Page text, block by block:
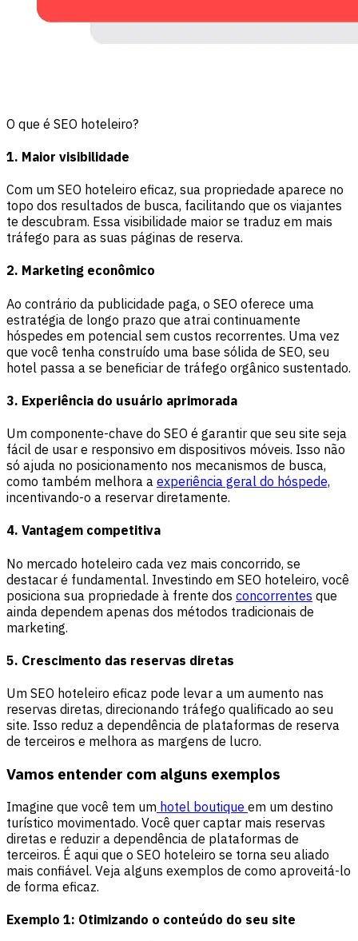
O que é SEO hoteleiro?
1. Maior visibilidade
Com um SEO hoteleiro eficaz, sua propriedade aparece no
topo dos resultados de busca, facilitando que os viajantes
te descubram. Essa visibilidade maior se traduz em mais
tráfego para as suas páginas de reserva.
2. Marketing econômico
Ao contrário da publicidade paga, o SEO oferece uma
estratégia de longo prazo que atrai continuamente
hóspedes em potencial sem custos recorrentes. Uma vez
que você tenha construído uma base sólida de SEO, seu
hotel passa a se beneficiar de tráfego orgânico sustentado.
3. Experiência do usuário aprimorada
Um componente-chave do SEO é garantir que seu site seja
fácil de usar e responsivo em dispositivos móveis. Isso não
só ajuda no posicionamento nos mecanismos de busca,
como também melhora a experiência geral do hóspede,
incentivando-o a reservar diretamente.
4. Vantagem competitiva
No mercado hoteleiro cada vez mais concorrido, se
destacar é fundamental. Investindo em SEO hoteleiro, você
posiciona sua propriedade à frente dos concorrentes que
ainda dependem apenas dos métodos tradicionais de
marketing.
5. Crescimento das reservas diretas
Um SEO hoteleiro eficaz pode levar a um aumento nas
reservas diretas, direcionando tráfego qualificado ao seu
site. Isso reduz a dependência de plataformas de reserva
de terceiros e melhora as margens de lucro.
Vamos entender com alguns exemplos
Imagine que você tem um hotel boutique em um destino
turístico movimentado. Você quer captar mais reservas
diretas e reduzir a dependência de plataformas de
terceiros. É aqui que o SEO hoteleiro se torna seu aliado
mais confiável. Veja alguns exemplos de como aproveitá-lo
de forma eficaz.
Exemplo 1: Otimizando o conteúdo do seu site